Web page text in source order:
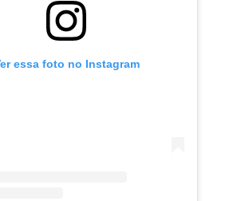
essa foto no Instagram